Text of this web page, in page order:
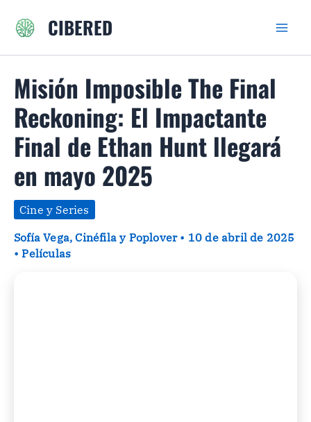
CIBERED
Misión Imposible The Final
Reckoning: El Impactante
Final de Ethan Hunt llegará
en mayo 2025
Cine y Series
Sofía Vega, Cinéfila y Poplover • 10 de abril de 2025
•Películas